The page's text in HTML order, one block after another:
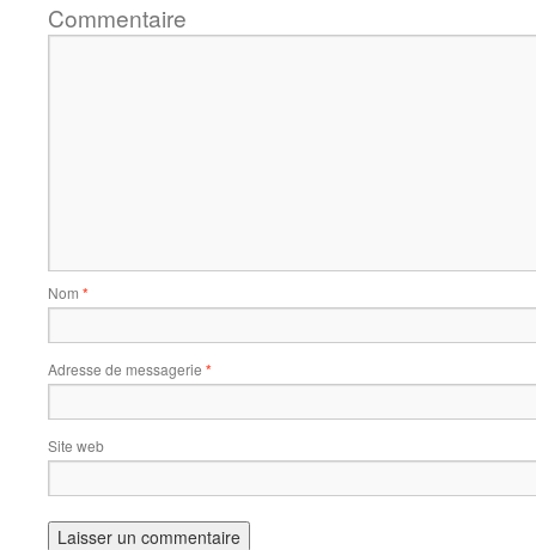
Commentaire
Nom *
Adresse de messagerie *
Site web